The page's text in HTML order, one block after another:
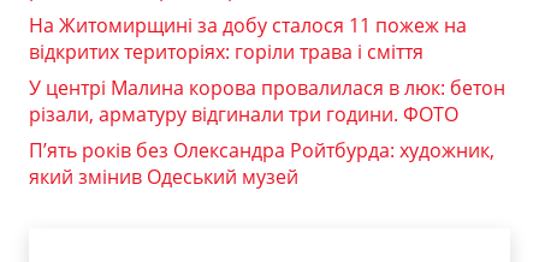
На Житомирщині за добу сталося 11 пожеж на
відкритих територіях: горіли трава і сміття
У центрі Малина корова провалилася в люк: бетон
різали, арматуру відгинали три години. ФОТО
П’ять років без Олександра Ройтбурда: художник,
який змінив Одеський музей